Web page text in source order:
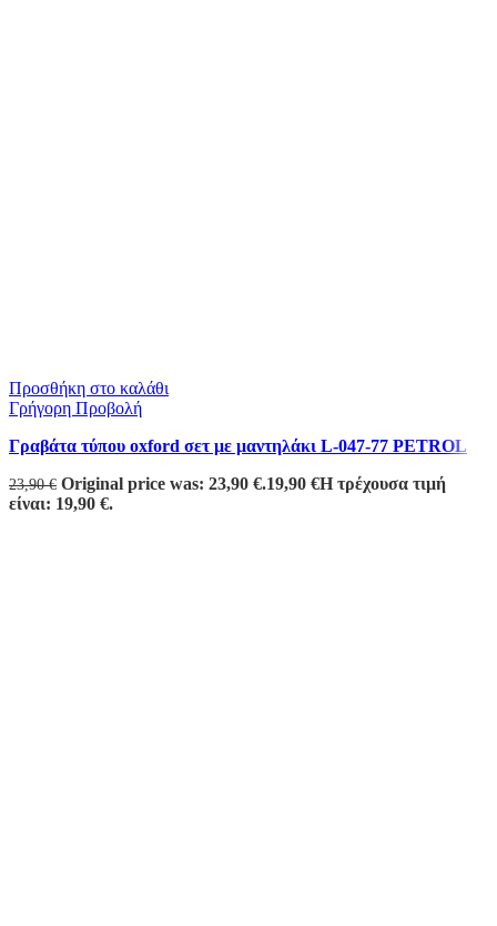
Προσθήκη στο καλάθι
Γρήγορη Προβολή
Γραβάτα τύπου oxford σετ με μαντηλάκι L-047-77 PETROL
23,90€ Original price was: 23,90 €.19,90 €Η τρέχουσα τιμή
είναι: 19,90 €.